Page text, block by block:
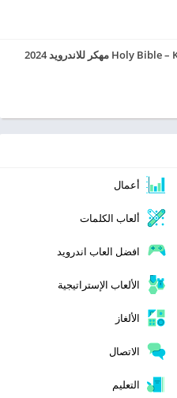
أعمال
ألعاب الكلمات
افضل العاب اندرويد
الألعاب الإستراتيجية
الألغاز
الاتصال
التعليم